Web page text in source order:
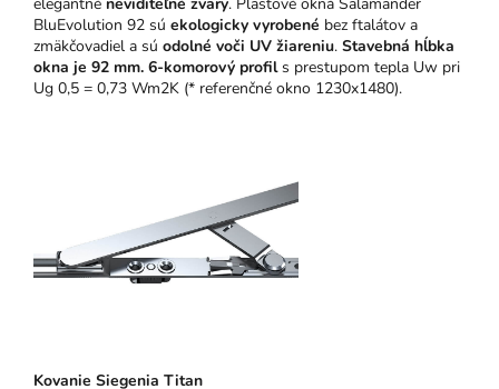
BluEvolution 92 sú ekologicky vyrobené bez ftalátov a
zmäkčovadiel a sú odolné voči UV žiareniu. Stavebná hĺbka
okna je 92 mm. 6-komorový profils prestupom tepla Uw pri
Ug 0,5 = 0,73 Wm2K (* referenčné okno 1230x1480).
Kovanie Siegenia Titan